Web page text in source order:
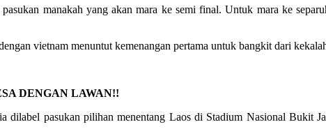
manakah yang akan mara ke semi final. Untuk mara ke
vietnam menuntut kemenangan pertama untuk bangkit dari
DENGAN LAWAN!!
pasukan pilihan menentang Laos di Stadium Nasional Bukit